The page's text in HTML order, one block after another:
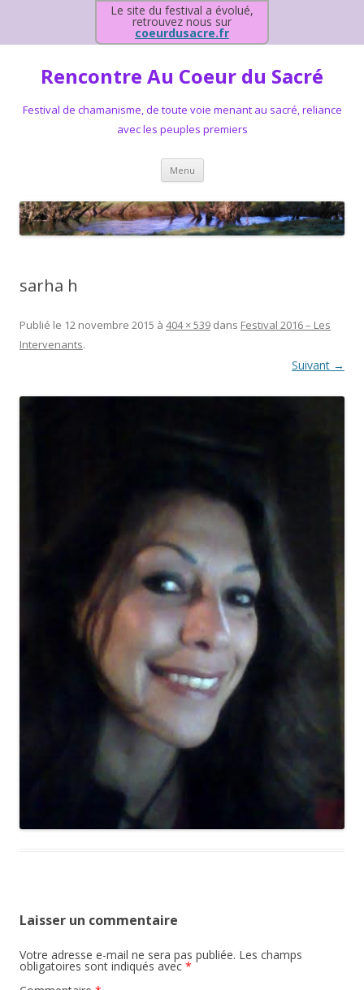
Le site du festival a évolué,
retrouvez nous sur
coeurdusacre.fr
Rencontre Au Coeur du Sacré
Festival de chamanisme, de toute voie menant au sacré, reliance
avec les peuples premiers
Menu Aller au contenu principal
sarha h
Publié le 12 novembre 2015 à 404 × 539 dans Festival 2016 – Les
Intervenants.
Suivant →
Laisser un commentaire
Votre adresse e-mail ne sera pas publiée. Les champs
obligatoires sont indiqués avec *